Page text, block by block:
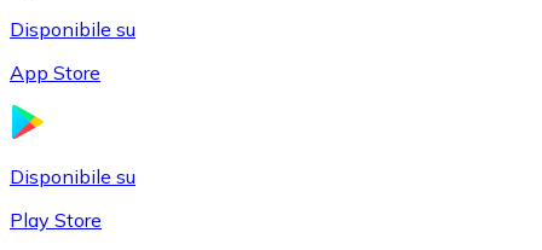
Disponibile su
App Store
Disponibile su
Play Store